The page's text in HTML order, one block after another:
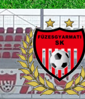
Skip
to
content